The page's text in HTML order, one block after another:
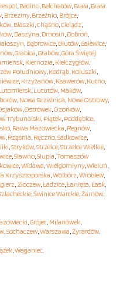
, Bedlno, Bełchatów, Biała, Biała
, Brzeziny, Brzeźnio, Brójce,
, Błaszki,Chąśno,Cielądz,
, Daszyna, Dmosin, Dobroń,
, Dąbrowice, Dłutów,Galewice,
,Grabica,Grabów,Góra Świętej
, Kiernozia, Kiełczygłów,
Południowy, Kodrąb, Koluszki,
, Krzyżanów, Ksawerów, Kutno,
, Lututów, Maków,
, Nowa Brzeźnica, Nowe Ostrowy,
,Ostrówek,Ozorków,
Trybunalski, Piątek, Poddębice,
, Rawa Mazowiecka, Regnów,
, Rząśnia, Ręczno,Sadkowice,
,Stryków,Strzelce,Strzelce Wielkie,
,Sławno,Słupia,Tomaszów
,Widawa,Wielgomłyny,Wieluń,
Krzysztoporska,Wolbórz,Wróblew,
, Złoczew,Ładzice,Łanięta,Łask,
,Świnice Warckie,Żarnów,
,Grójec, Milanówek,
,Sochaczew,Warszawa,Żyrardów.
,Waganiec.